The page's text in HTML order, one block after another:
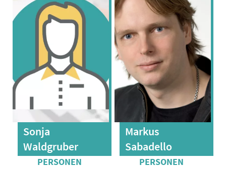
Sonja
Waldgruber
Markus
Sabadello